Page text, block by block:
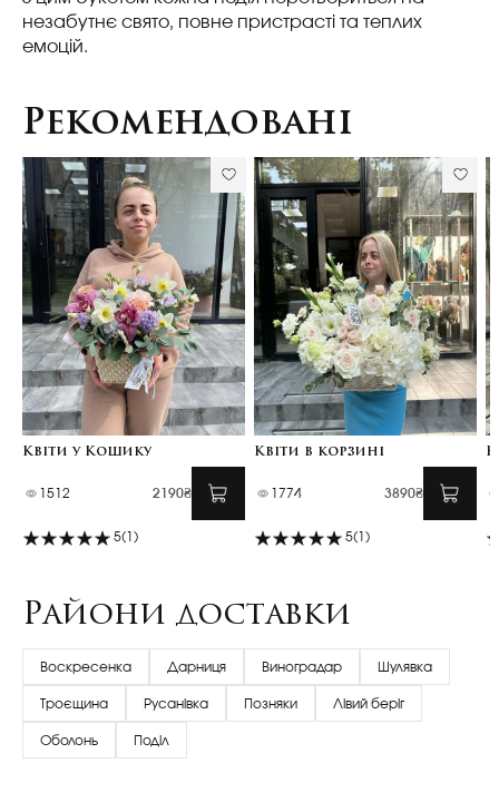
незабутнє свято, повне пристрасті та теплих
емоцій.
Рекомендовані
Квіти у Кошику
1512 2190₴
5(1)
Квіти в корзині
1774 3890₴
5(1)
Райони доставки
Воскресенка Дарниця Виноградар Шулявка
Троєщина Русанівка Позняки Лівий беріг
Оболонь Поділ